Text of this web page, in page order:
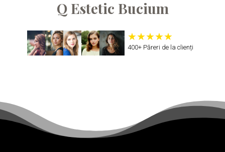
Q Estetic Bucium
400+ Păreri de la clienți